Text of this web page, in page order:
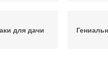
для дачи